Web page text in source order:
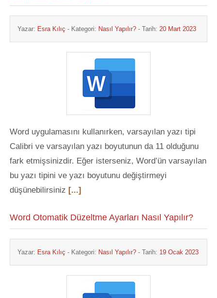
Yazar: Esra Kılıç - Kategori: Nasıl Yapılır? - Tarih: 20 Mart 2023
Word uygulamasını kullanırken, varsayılan yazı tipi
Calibri ve varsayılan yazı boyutunun da 11 olduğunu
fark etmişsinizdir. Eğer isterseniz, Word’ün varsayılan
bu yazı tipini ve yazı boyutunu değiştirmeyi
düşünebilirsiniz [...]
Word Otomatik Düzeltme Ayarları Nasıl Yapılır?
Yazar: Esra Kılıç - Kategori: Nasıl Yapılır? - Tarih: 19 Ocak 2023